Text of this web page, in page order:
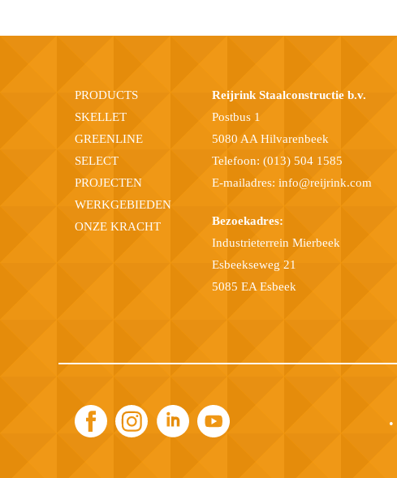
PRODUCTS
SKELLET
GREENLINE
SELECT
PROJECTEN
WERKGEBIEDEN
ONZE KRACHT
Reijrink Staalconstructie b.v.
Postbus 1
5080 AA Hilvarenbeek
Telefoon: (013) 504 1585
E-mailadres: info@reijrink.com
Bezoekadres:
Industrieterrein Mierbeek
Esbeekseweg 21
5085 EA Esbeek